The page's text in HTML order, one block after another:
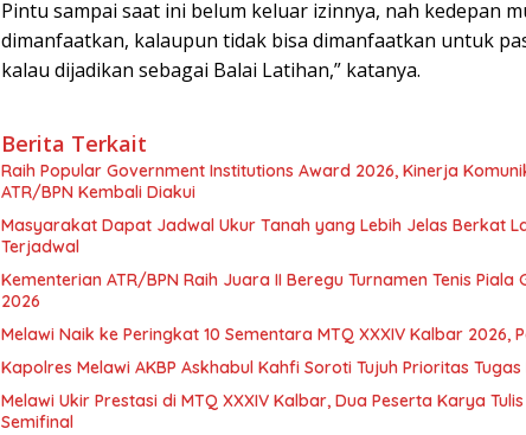
Pintu sampai saat ini belum keluar izinnya, nah kedepan
dimanfaatkan, kalaupun tidak bisa dimanfaatkan untuk
kalau dijadikan sebagai Balai Latihan,” katanya.
Berita Terkait
Raih Popular Government Institutions Award 2026, Kinerja
ATR/BPN Kembali Diakui
Masyarakat Dapat Jadwal Ukur Tanah yang Lebih Jelas Berkat
Terjadwal
Kementerian ATR/BPN Raih Juara II Beregu Turnamen Tenis Piala
2026
Melawi Naik ke Peringkat 10 Sementara MTQ XXXIV Kalbar 2026,
Kapolres Melawi AKBP Askhabul Kahfi Soroti Tujuh Prioritas
Melawi Ukir Prestasi di MTQ XXXIV Kalbar, Dua Peserta Karya
Semifinal